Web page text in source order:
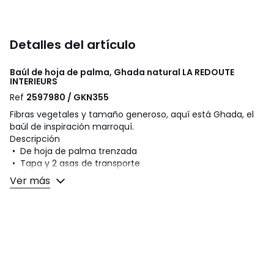
Detalles del artículo
Baúl de hoja de palma, Ghada natural LA REDOUTE
INTERIEURS
Ref 2597980 / GKN355
Fibras vegetales y tamaño generoso, aquí está Ghada, el
baúl de inspiración marroquí.
Descripción
• De hoja de palma trenzada
• Tapa y 2 asas de transporte
• Fabricación artesanal
Ver más